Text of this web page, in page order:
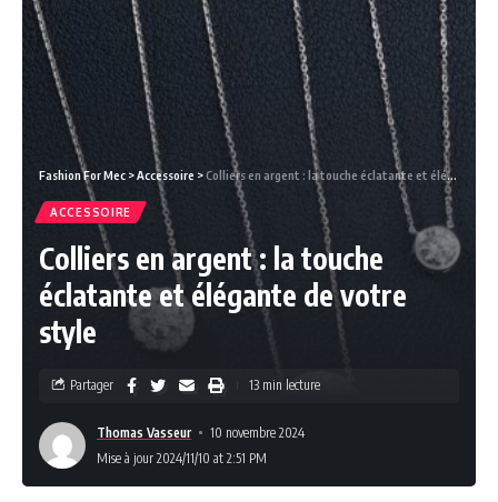
Fashion For Mec >Accessoire >Colliers en argent : la touche éclatante et élégante de votre style
ACCESSOIRE
Colliers en argent : la touche
éclatante et élégante de votre
style
Thomas Vasseur
10 novembre 2024
Mise à jour 2024/11/10 at 2:51 PM
Partager 13 min lecture